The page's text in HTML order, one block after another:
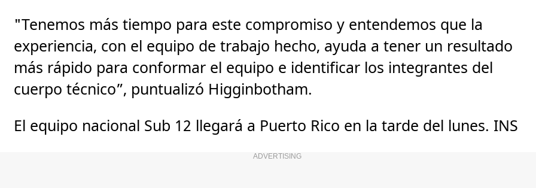
"Tenemos más tiempo para este compromiso y entendemos que la
experiencia, con el equipo de trabajo hecho, ayuda a tener un resultado
más rápido para conformar el equipo e identificar los integrantes del
cuerpo técnico”, puntualizó Higginbotham.
El equipo nacional Sub 12 llegará a Puerto Rico en la tarde del lunes. INS
ADVERTISING